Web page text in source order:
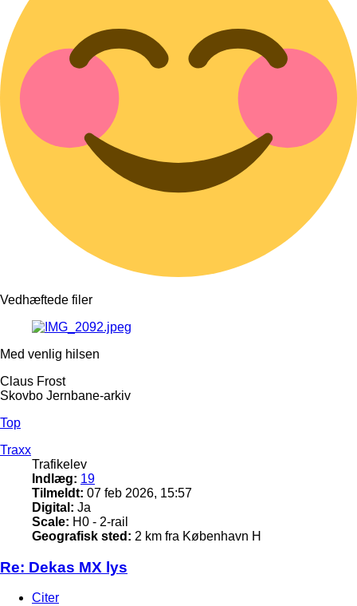
Vedhæftede filer
Med venlig hilsen
Claus Frost
Skovbo Jernbane-arkiv
Top
Traxx
Trafikelev
Indlæg: 19
Tilmeldt: 07 feb 2026, 15:57
Digital: Ja
Scale: H0 - 2-rail
Geografisk sted: 2 km fra København H
Re: Dekas MX lys
Citer